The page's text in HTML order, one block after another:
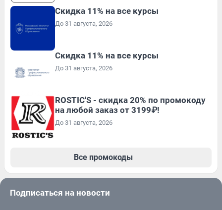
Скидка 11% на все курсы
До 31 августа, 2026
Скидка 11% на все курсы
До 31 августа, 2026
ROSTIC'S - скидка 20% по промокоду
на любой заказ от 3199₽!
До 31 августа, 2026
Все промокоды
Подписаться на новости